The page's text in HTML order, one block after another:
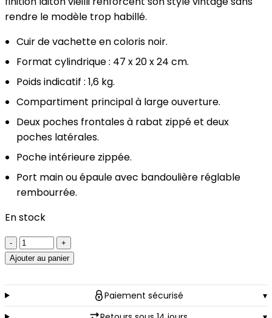
rendre le modèle trop habillé.
Cuir de vachette en coloris noir.
Format cylindrique : 47 x 20 x 24 cm.
Poids indicatif : 1,6 kg.
Compartiment principal à large ouverture.
Deux poches frontales à rabat zippé et deux
poches latérales.
Poche intérieure zippée.
Port main ou épaule avec bandoulière réglable
rembourrée.
En stock
quantité
de
de
voyage
Ajouter au panier
Paiement sécurisé
▾